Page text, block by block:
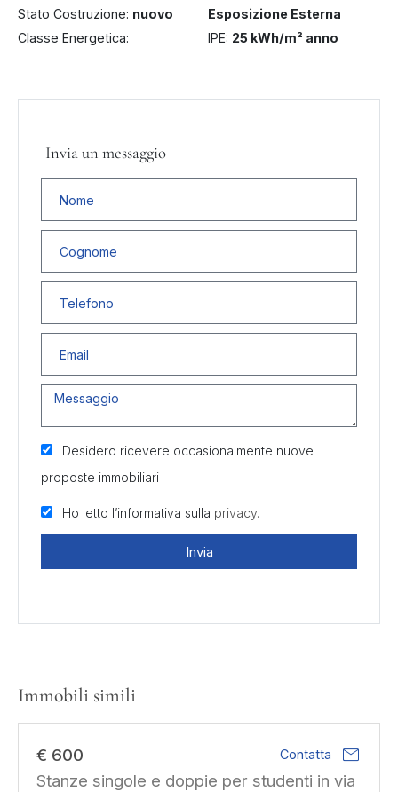
Stato Costruzione: nuovo
Esposizione Esterna
Classe Energetica:
IPE: 25 kWh/m² anno
Invia un messaggio
Desidero ricevere occasionalmente nuove
proposte immobiliari
Ho letto l’informativa sulla privacy.
Invia
Immobili simili
€ 600 Contatta mail
Stanze singole e doppie per studenti in via